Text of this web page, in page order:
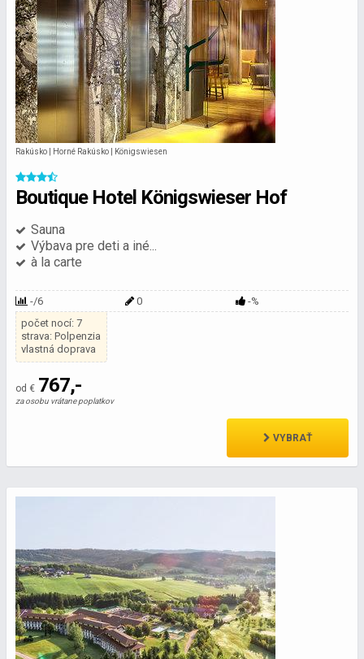
Rakúsko | Horné Rakúsko | Königswiesen
Boutique Hotel Königswieser Hof
Sauna
Výbava pre deti a iné...
à la carte
-/6 0
-%
počet nocí: 7
strava: Polpenzia
vlastná doprava
od € 767,-
za osobu vrátane poplatkov
VYBRAŤ